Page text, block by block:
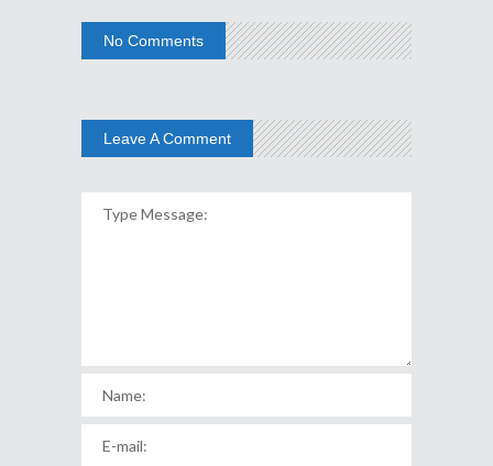
No Comments
Leave A Comment